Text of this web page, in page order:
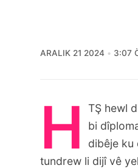
ARALIK 21 2024 3:07
H
TŞ hewl
bi
dibêje ku
tundrew li dijî vê